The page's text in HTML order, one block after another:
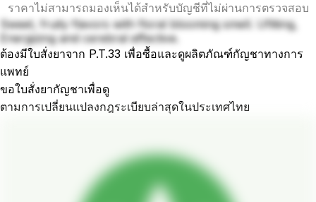
ราคาไม่สามารถมองเห็นได้สำหรับบัญชีที่ไม่ผ่านการตรวจสอบ
Sweet, fruity flavors with floral blooming smell. Ufliting,
Energizing and cerebral effective.
ต้องมีใบสั่งยาจาก P.T.33 เพื่อซื้อและดูผลิตภัณฑ์กัญชาทางการ
แพทย์
ขอใบสั่งยากัญชาเพื่อดู
ตามการเปลี่ยนแปลงกฎระเบียบล่าสุดในประเทศไทย